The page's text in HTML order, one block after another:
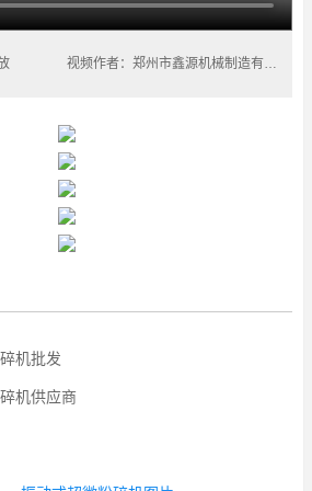
视频作者：郑州市鑫源机械制造有限公司
机批发
机供应商